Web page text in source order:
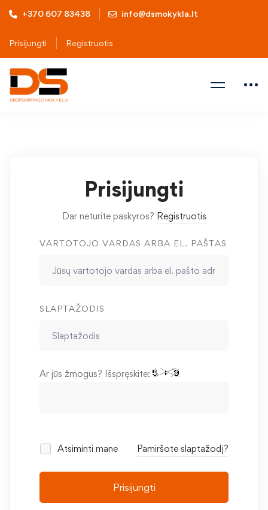
+370 607 83438 info@dsmokykla.lt
Prisijungti Registruotis
Prisijungti
Dar neturite paskyros? Registruotis
VARTOTOJO VARDAS ARBA EL. PAŠTAS
SLAPTAŽODIS
Ar jūs žmogus? Išspręskite:
Atsiminti mane Pamiršote slaptažodį?
Prisijungti